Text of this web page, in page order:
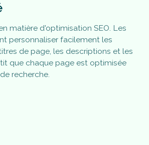
matière d'optimisation SEO. Les
personnaliser facilement les
de page, les descriptions et les
que chaque page est optimisée
recherche​.